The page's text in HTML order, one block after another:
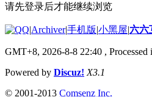
请先登录后才能继续浏览
|Archiver|手机版|小黑屋|六六
GMT+8, 2026-8-8 22:40 ,
Powered by Discuz! X3.1
© 2001-2013 Comsenz Inc.